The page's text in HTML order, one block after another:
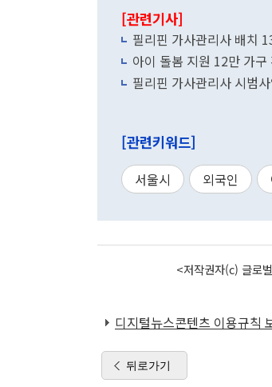
[관련기사]
필리핀 가사관리사 배치
아이 돌봄 지원 12만 가
필리핀 가사관리사 시범
[관련키워드]
서울시 외국인
<저작권자(c) 글로
디지털뉴스콘텐츠 이용규칙
뒤로가기